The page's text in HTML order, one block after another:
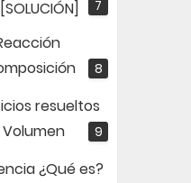
resueltos
Volumen
¿Qué es?